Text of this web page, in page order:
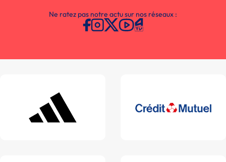
Ne ratez pas notre actu sur nos réseaux :